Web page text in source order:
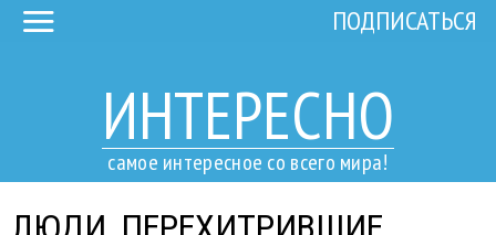
ИНТЕРЕСНО
самое интересное со всего мира!
ПОДПИСАТЬСЯ